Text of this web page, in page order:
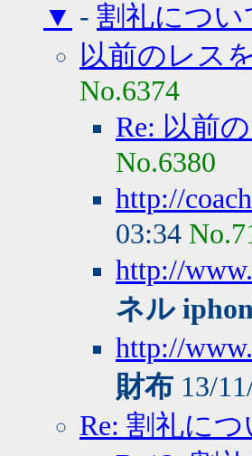
▼ - 割礼につい
以前のレス
No.6374
Re: 以前
No.6380
http://
03:34
http://
ネル
http://
財布 13/
Re: 割礼につ